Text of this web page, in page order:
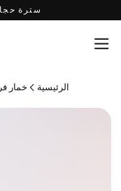
سترة
الرئيسية خمار